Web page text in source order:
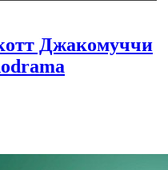
Джакомуччи